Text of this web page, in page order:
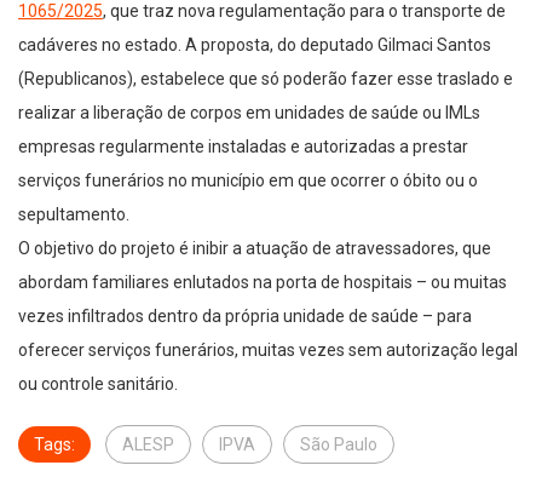
1065/2025, que traz nova regulamentação para o transporte de
cadáveres no estado. A proposta, do deputado Gilmaci Santos
(Republicanos), estabelece que só poderão fazer esse traslado e
realizar a liberação de corpos em unidades de saúde ou IMLs
empresas regularmente instaladas e autorizadas a prestar
serviços funerários no município em que ocorrer o óbito ou o
sepultamento.
O objetivo do projeto é inibir a atuação de atravessadores, que
abordam familiares enlutados na porta de hospitais – ou muitas
vezes infiltrados dentro da própria unidade de saúde – para
oferecer serviços funerários, muitas vezes sem autorização legal
ou controle sanitário.
Tags: ALESP IPVA São Paulo